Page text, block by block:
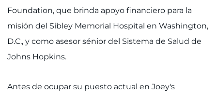
Foundation, que brinda apoyo financiero para la
misión del Sibley Memorial Hospital en Washington,
D.C., y como asesor sénior del Sistema de Salud de
Johns Hopkins.
Antes de ocupar su puesto actual en Joey's